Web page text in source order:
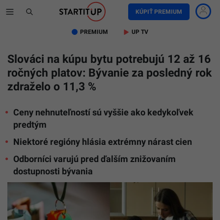
KÚPIŤ PREMIUM
PREMIUM UP TV
Slováci na kúpu bytu potrebujú 12 až 16
ročných platov: Bývanie za posledný rok
zdraželo o 11,3 %
Ceny nehnuteľností sú vyššie ako kedykoľvek
predtým
Niektoré regióny hlásia extrémny nárast cien
Odborníci varujú pred ďalším znižovaním
dostupnosti bývania